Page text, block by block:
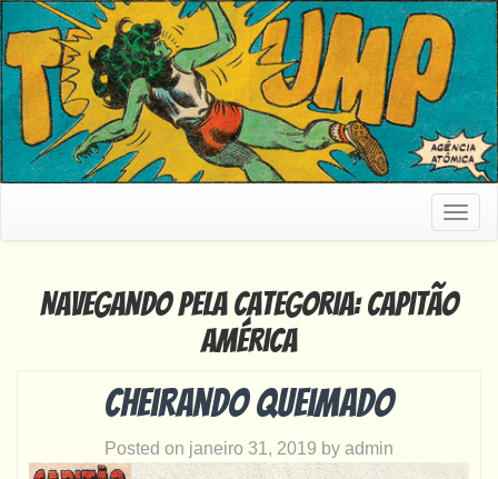
Navegando pela categoria: Capitão
América
Cheirando queimado
Posted on janeiro 31, 2019 by admin